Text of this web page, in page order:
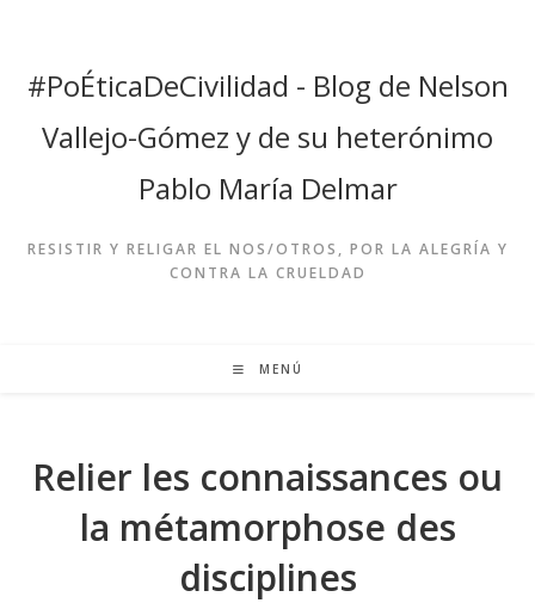
contenido
#PoÉticaDeCivilidad - Blog de Nelson
Vallejo-Gómez y de su heterónimo
Pablo María Delmar
RESISTIR Y RELIGAR EL NOS/OTROS, POR LA ALEGRÍA Y
CONTRA LA CRUELDAD
MENÚ
Relier les connaissances ou
la métamorphose des
disciplines